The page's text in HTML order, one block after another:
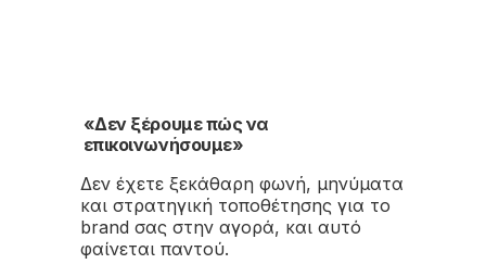
«Δεν ξέρουμε πώς να
επικοινωνήσουμε»
Δεν έχετε ξεκάθαρη φωνή, μηνύματα
και στρατηγική τοποθέτησης για το
brand σας στην αγορά, και αυτό
φαίνεται παντού.